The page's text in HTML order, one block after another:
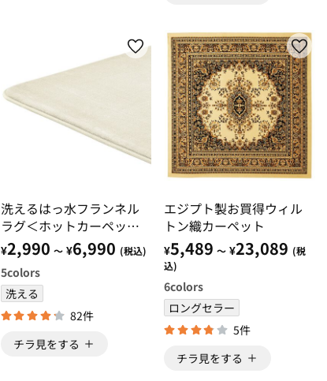
洗えるはっ水フランネル
ラグ＜ホットカーペット
対応・撥水・洗濯可能＞
¥2,990 ～ ¥6,990 (税込)
5colors
洗える
82件
チラ見をする
エジプト製お買得ウィル
トン織カーペット
¥5,489 ～ ¥23,089 (税
込)
6colors
ロングセラー
5件
チラ見をする